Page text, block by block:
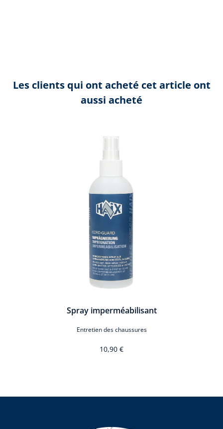
Les clients qui ont acheté cet article ont
aussi acheté
Ignorer la galerie de produits
Spray imperméabilisant
Entretien des chaussures
10,90 €